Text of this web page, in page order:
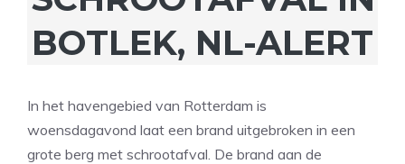
BOTLEK, NL-ALERT
In het havengebied van Rotterdam is
woensdagavond laat een brand uitgebroken in een
grote berg met schrootafval. De brand aan de